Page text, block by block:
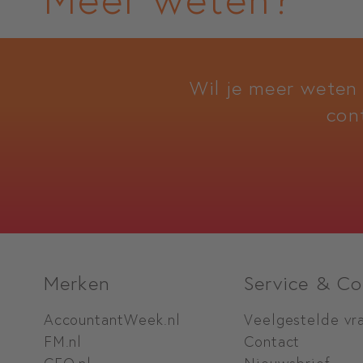
Wil je meer
Merken
AccountantWeek.nl
FM.nl
Service &
Veelgestelde
Contact